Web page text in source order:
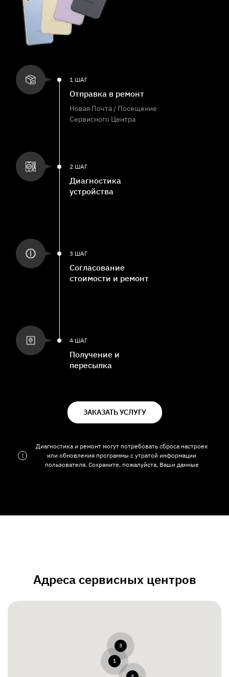
1 ШАГ
Отправка в ремонт
Новая Почта / Посещение
Сервисного Центра
2 ШАГ
Диагностика
устройства
3 ШАГ
Согласование
стоимости и ремонт
4 ШАГ
Получение и
пересылка
ЗАКАЗАТЬ УСЛУГУ
!
Диагностика и ремонт могут потребовать сброса настроек
или обновления программы с утратой информации
пользователя. Сохраните, пожалуйста, Ваши данные
Адреса сервисных центров
1
3